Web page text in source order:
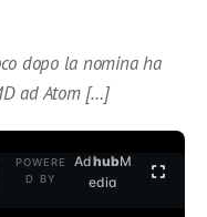
dopo la nomina ha
ad Atom […]
POWERE
D BY
AdhubM
edia